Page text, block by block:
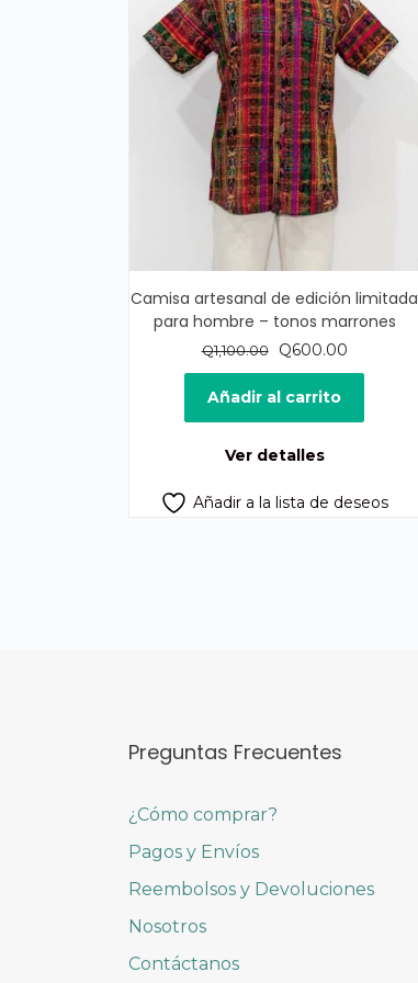
Camisa artesanal de edición limitada
para hombre – tonos marrones
Q1,100.00
El
precio
original
era:
Q600.00El
precio
es:
Añadir al carrito
Ver detalles
Añadir a la lista de deseos
Preguntas Frecuentes
¿Cómo comprar?
Pagos y Envíos
Reembolsos y Devoluciones
Nosotros
Contáctanos